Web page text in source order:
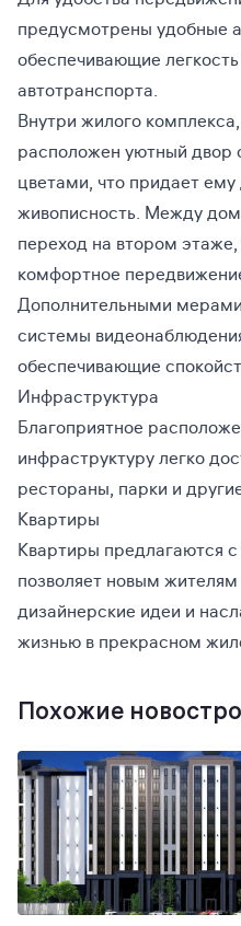
предусмотрены удобные
обеспечивающие
автотранспорта.
Внутри жилого
расположен уютный двор
цветами, что придает
живописность. Между
переход на втором этаже,
комфортное
Дополнительными
системы
обеспечивающие
Инфраструктура
Благоприятное
инфраструктуру легко
рестораны, парки и
Квартиры
Квартиры предлагаются с
позволяет новым жителям
дизайнерские идеи и
жизнью в прекрасном
Похожие